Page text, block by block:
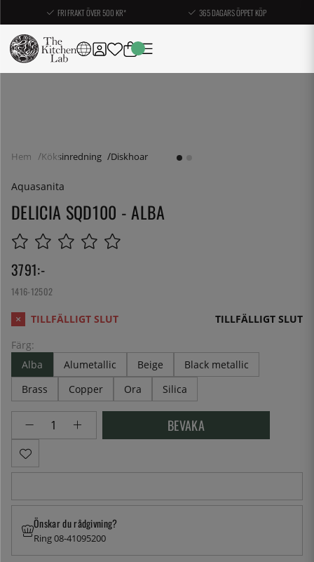
FRI FRAKT ÖVER 500 KR* 365 DAGARS ÖPPET KÖP
Hem Köksinredning Diskhoar
Aquasanita
DELICIA SQD100 - ALBA
3791:-
1416-12502
TILLFÄLLIGT SLUT
Färg:
Alba
Alumetallic Beige
Black metallic
Brass
Copper Ora Silica
BEVAKA
Önskar du rådgivning?
Ring 08-41095200